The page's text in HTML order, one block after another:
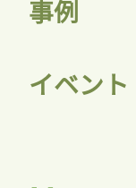
事例
イベント